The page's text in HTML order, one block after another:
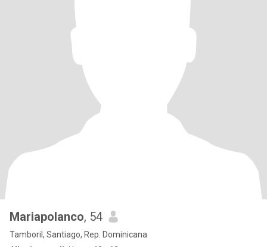
Mariapolanco, 54
Tamboril, Santiago, Rep. Dominicana